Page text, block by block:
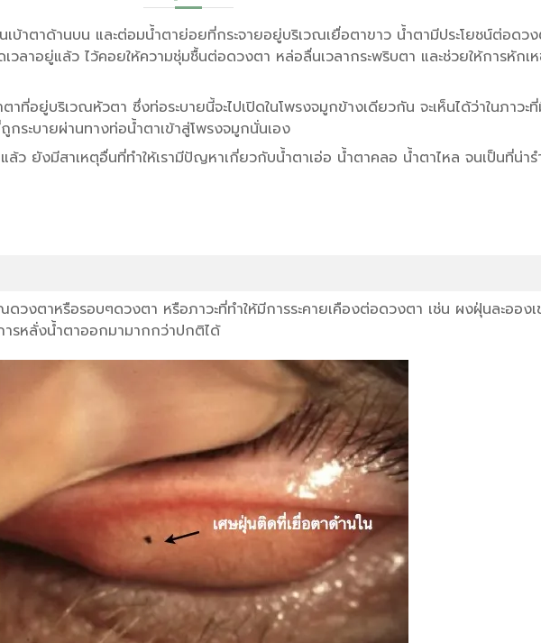
บ้าตาด้านบน และต่อมน้ำตาย่อยที่กระจายอยู่บริเวณเยื่อตาขาว น้ำตามีประโยชน์ต่อดวง
ลาอยู่แล้ว ไว้คอยให้ความชุ่มชื้นต่อดวงตา หล่อลื่นเวลากระพริบตา และช่วยให้การหักเ
อยู่บริเวณหัวตา ซึ่งท่อระบายนี้จะไปเปิดในโพรงจมูกข้างเดียวกัน จะเห็นได้ว่าในภาวะ
กระบายผ่านทางท่อน้ำตาเข้าสู่โพรงจมูกนั่นเอง
แล้ว ยังมีสาเหตุอื่นที่ทำให้เรามีปัญหาเกี่ยวกับน้ำตาเอ่อ น้ำตาคลอ น้ำตาไหล จนเป็นที่น่
ดวงตาหรือรอบๆดวงตา หรือภาวะที่ทำให้มีการระคายเคืองต่อดวงตา เช่น ผงฝุ่นละออ
ารหลั่งน้ำตาออกมามากกว่าปกติได้